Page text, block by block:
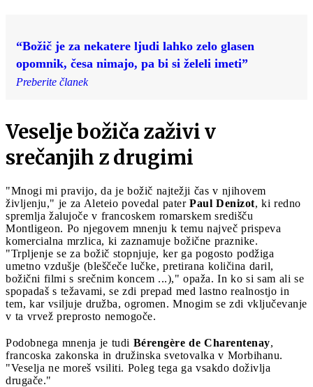
“Božič je za nekatere ljudi lahko zelo glasen
opomnik, česa nimajo, pa bi si želeli imeti”
Preberite članek
Veselje božičazaživi v
srečanjih z drugimi
"Mnogi mi pravijo, da je božič najtežji čas v njihovem
življenju," je za Aleteio povedal pater Paul Denizot, ki redno
spremlja žalujoče v francoskem romarskem središču
Montligeon. Po njegovem mnenju k temu največ prispeva
komercialna mrzlica, ki zaznamuje božične praznike.
"Trpljenje se za božič stopnjuje, ker ga pogosto podžiga
umetno vzdušje (bleščeče lučke, pretirana količina daril,
božični filmi s srečnim koncem ...)," opaža. In ko si sam ali se
spopadaš s težavami, se zdi prepad med lastno realnostjo in
tem, kar vsiljuje družba, ogromen. Mnogim se zdi vključevanje
v ta vrvež preprosto nemogoče.
Podobnega mnenja je tudi Bérengère de Charentenay,
francoska zakonska in družinska svetovalka v Morbihanu.
"Veselja ne moreš vsiliti. Poleg tega ga vsakdo doživlja
drugače."